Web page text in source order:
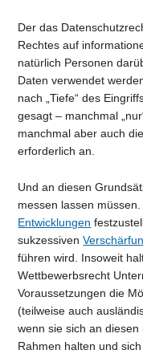
Der das
Rechtes auf
natürlich Personen
Daten verwendet
nach „Tiefe“ des
gesagt – manchmal
manchmal aber auch
erforderlich an.
Und an diesen
messen lassen
Entwicklungen
sukzessiven
führen wird. Insoweit
Wettbewerbsrecht
Voraussetzungen die
(teilweise auch
wenn sie sich an
Rahmen halten und